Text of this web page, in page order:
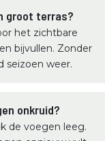
groot terras?
het zichtbare
bijvullen. Zonder
seizoen weer.
onkruid?
de voegen leeg.